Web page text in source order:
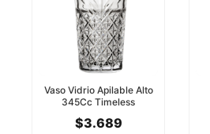
Vaso Vidrio Apilable Alto
345Cc Timeless
$3.689